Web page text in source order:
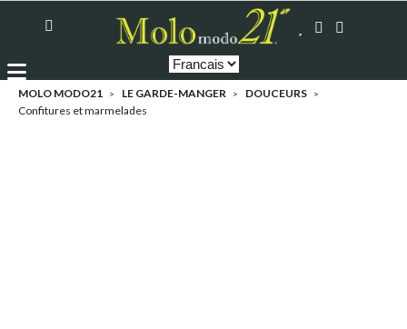
MOLO MODO21 LE GARDE-MANGER
DOUCEURS
Confitures et marmelades